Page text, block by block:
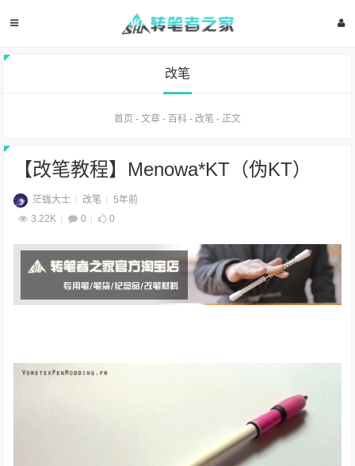
改笔
首页 - 文章 - 百科 - 改笔 - 正文
【改笔教程】Menowa*KT（伪KT）
茫蛖大士 改笔
5年前
3.22K
0 0